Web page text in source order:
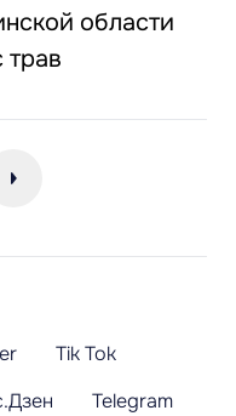
области
Tik Tok
Telegram